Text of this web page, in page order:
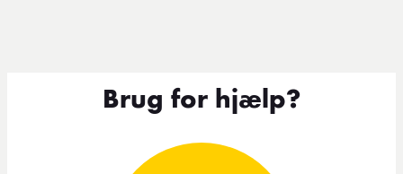
Brug for hjælp?